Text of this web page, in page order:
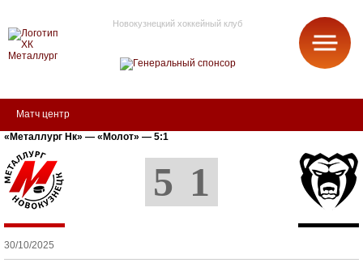
Новокузнецкий хоккейный клуб
Матч центр
«Металлург Нк» — «Молот» — 5:1
5 1
30/10/2025